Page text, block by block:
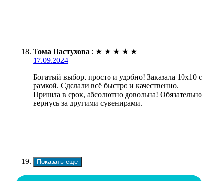
Тома Пастухова : ★ ★ ★ ★ ★
17.09.2024
Богатый выбор, просто и удобно! Заказала 10х10 с
рамкой. Сделали всё быстро и качественно.
Пришла в срок, абсолютно довольна! Обязательно
вернусь за другими сувенирами.
Показать еще